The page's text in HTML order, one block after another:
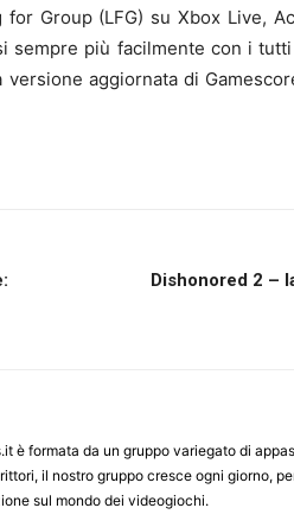
for Group (LFG) su Xbox Live,
sempre più facilmente con i
aggiornata di
Dishonored 2 –
è formata da un gruppo variegato di
il nostro gruppo cresce ogni giorno,
sul mondo dei videogiochi.